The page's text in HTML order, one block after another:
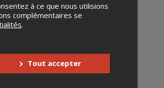
à ce que nous utilisions
complémentaires se
.
Tout accepter